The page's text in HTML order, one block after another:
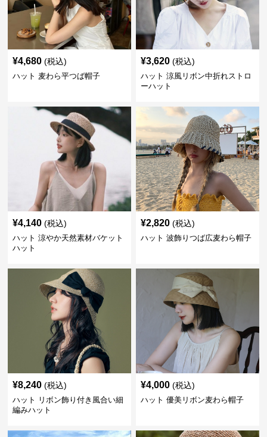
¥4,680 (税込)
ハット 麦わら平つば帽子
¥3,620 (税込)
ハット 涼風リボン中折れストロ
ーハット
¥4,140 (税込)
ハット 涼やか天然素材バケット
ハット
¥2,820 (税込)
ハット 波飾りつば広麦わら帽子
¥8,240 (税込)
ハット リボン飾り付き風合い細
編みハット
¥4,000 (税込)
ハット 優美リボン麦わら帽子